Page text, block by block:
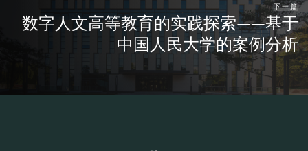
下一篇
数字人文高等教育的实践探索——基于
中国人民大学的案例分析